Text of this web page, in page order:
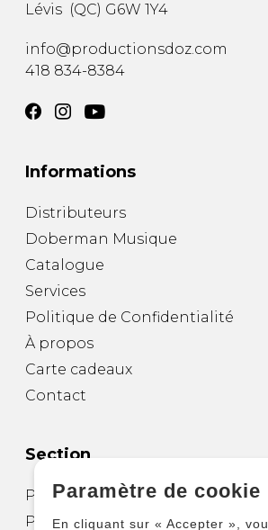
Lévis (QC) G6W 1Y4
info@productionsdoz.com
418 834-8384
Informations
Distributeurs
Doberman Musique
Catalogue
Services
Politique de Confidentialité
À propos
Carte cadeaux
Contact
Section
Partitions pour guitare
Partitions pour autres
Paramètre de cookie
En cliquant sur « Accepter »,